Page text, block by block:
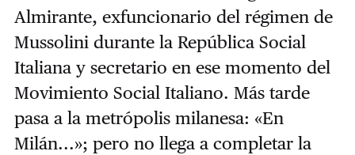
Almirante, exfuncionario del régimen de
Mussolini durante la República Social
Italiana y secretario en ese momento del
Movimiento Social Italiano. Más tarde
pasa a la metrópolis milanesa: «En
Milán...»; pero no llega a completar la